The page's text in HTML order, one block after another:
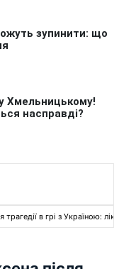
в грі з Україною: